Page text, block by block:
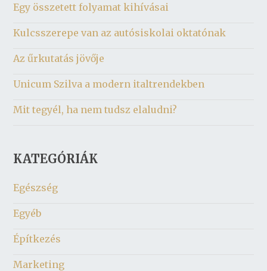
Egy összetett folyamat kihívásai
Kulcsszerepe van az autósiskolai oktatónak
Az űrkutatás jövője
Unicum Szilva a modern italtrendekben
Mit tegyél, ha nem tudsz elaludni?
KATEGÓRIÁK
Egészség
Egyéb
Építkezés
Marketing